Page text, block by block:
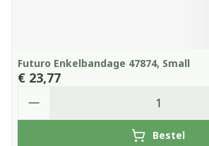
Futuro Enkelbandage 47874, Small
€ 23,77
Bestel